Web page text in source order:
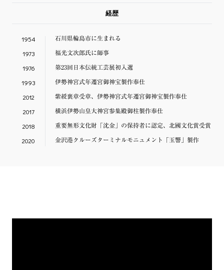
経歴
1954 石川県輪島市に生まれる
1973 福光文次郎氏に師事
1976 第23回日本伝統工芸展初入選
1993 伊勢神宮式年遷宮御神宝製作奉仕
2012 紫綬褒章受章、伊勢神宮式年遷宮御神宝製作奉仕
2017 横浜伊勢山皇大神宮参集殿御柱製作奉仕
2018 重要無形文化財「沈金」の保持者に認定、北國文化賞受賞
2020 金沢港クルーズターミナルモニュメント「玉響」製作